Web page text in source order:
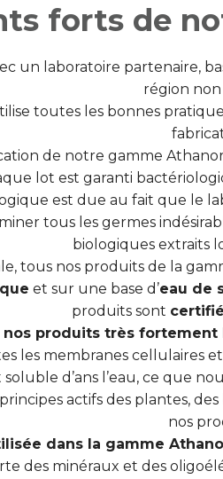
forts de
un laboratoire partenaire,
région
toutes les bonnes
de notre gamme
lot est garanti
est due au fait que le
tous les germes
biologiques extraits
tous nos produits de la
et sur une base d’eau de
produits sont
produits très fortement
les membranes cellulaires
d’ans l’eau, ce que
actifs des plantes,
nos
dans la gamme
des minéraux et des